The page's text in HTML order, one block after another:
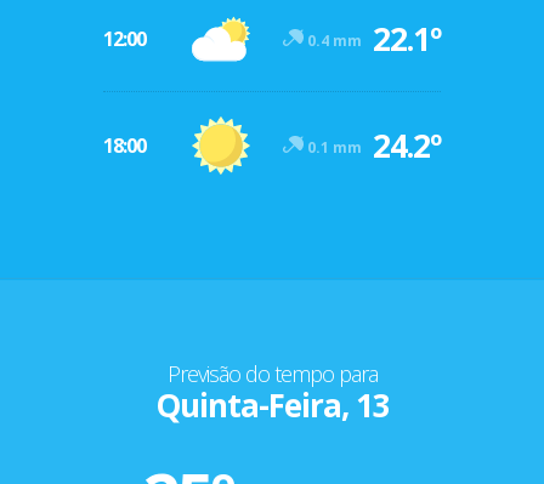
12:00 0.4 mm 22.1º
18:00 0.1 mm 24.2º
Previsão do tempo para
Quinta-Feira, 13